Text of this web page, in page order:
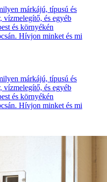
márkájú, típusú és
vízmelegítő, és egyéb
és környékén
Hívjon minket és mi
márkájú, típusú és
vízmelegítő, és egyéb
és környékén
Hívjon minket és mi